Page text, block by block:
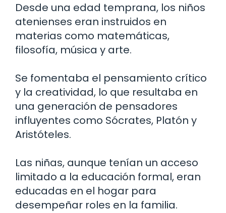
Desde una edad temprana, los niños
atenienses eran instruidos en
materias como matemáticas,
filosofía, música y arte.
Se fomentaba el pensamiento crítico
y la creatividad, lo que resultaba en
una generación de pensadores
influyentes como Sócrates, Platón y
Aristóteles.
Las niñas, aunque tenían un acceso
limitado a la educación formal, eran
educadas en el hogar para
desempeñar roles en la familia.